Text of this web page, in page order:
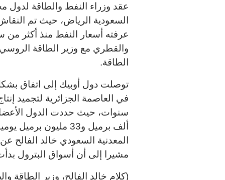
عقد وزراء النفط والطاقة لدول
السعودية الرياض، حيث تم
عرفته أسعار النفط منذ أكثر
والقطري مع وزير الطاقة الروسي
الطاقة.
توصلت دول أوبيك إلى اتفاق
ألف برميل و33 مليون
المعدنية السعودي خالد الفالح
مشيرا إلى أن أسواق البترول
(كلام خالد الفالح، وزير الطاقة